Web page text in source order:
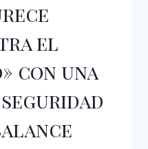
el
con una